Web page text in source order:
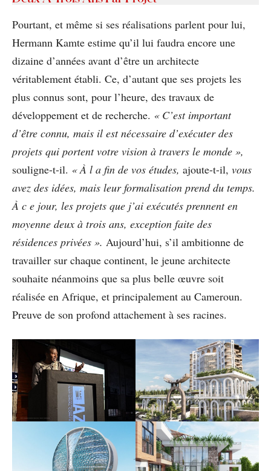
Pourtant, et même si ses réalisations parlent pour lui,
Hermann Kamte estime qu’il lui faudra encore une
dizaine d’années avant d’être un architecte
véritablement établi. Ce, d’autant que ses projets les
plus connus sont, pour l’heure, des travaux de
développement et de recherche. « C’est important
d’être connu, mais il est nécessaire d’exécuter des
projets qui portent votre vision à travers le monde »,
souligne-t-il. « À l a fin de vos études, ajoute-t-il, vous
avez des idées, mais leur formalisation prend du temps.
À c e jour, les projets que j’ai exécutés prennent en
moyenne deux à trois ans, exception faite des
résidences privées ». Aujourd’hui, s’il ambitionne de
travailler sur chaque continent, le jeune architecte
souhaite néanmoins que sa plus belle œuvre soit
réalisée en Afrique, et principalement au Cameroun.
Preuve de son profond attachement à ses racines.